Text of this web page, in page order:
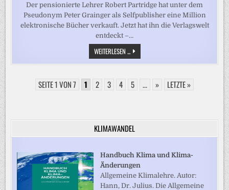
Der pensionierte Lehrer Robert Partridge hat unter dem
Pseudonym Peter Grainger als Selfpublisher eine Million
elektronische Bücher verkauft. Jetzt hat ihn die Verlagswelt
entdeckt –…
WEITERLESEN ...KRIMI
VON
PETER
NAME
IST
SEITE 1 VON 7 1 2 3 4 5 ... » LETZTE »
KLIMAWANDEL
Handbuch Klima und Klima-
Änderungen
Allgemeine Klimalehre. Autor:
Hann, Dr. Julius. Die Allgemeine